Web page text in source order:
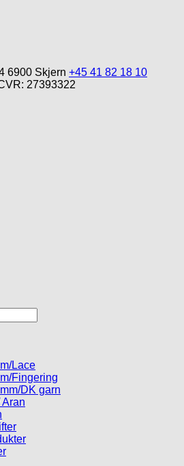
6900 Skjern +45 41 82 18 10
27393322
Lace
Fingering
DK garn
Aran